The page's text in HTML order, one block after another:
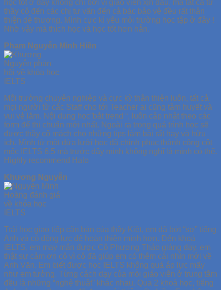
học tốt ở đây không chỉ bởi vì giáo viên xịn đâu, mà tất cả từ
thầy cô đến các chị tư vấn đến cả bác bảo vệ đều rất thân
thiện dễ thương. Mình cực kì yêu môi trường học tập ở đây !
Nhờ vậy mà thích học và học tốt hơn hẳn.
Phạm Nguyễn Minh Hiền
Môi trường chuyên nghiệp và cực kỳ thân thiện luôn, tất cả
mọi người từ các Staff cho tới Teacher ai cũng tâm huyết và
vui vẻ lắm. Nội dung học”bắt trend “, luôn cập nhật theo các
form để thi chuẩn mới nhất. Ngoài ra trong quá trình học sẽ
được thầy cô mách cho những tips làm bài rất hay và hữu
ích. Mình từ một đứa lười học đã chinh phục thành công cột
mốc IELTS 6.5 mà trước đây mình không nghĩ là mình có thể.
Highly recommend Halo
Khương Nguyễn
Trải học giao tiếp căn bản của thầy Kiệt, em đã bớt “sợ” tiếng
Anh và có động lực để hoàn thiện mình hơn. Đến khoá
IELTS, em may mắn được Cô Phương Thảo giảng dạy, em
thật sự cảm ơn cô vì cô đã giúp em có thêm cái nhìn mới về
Anh Văn. Em biết được học IELTS không quá áp lực mấy
như em tưởng. Từng cách dạy của mỗi giáo viên ở trung tâm
đều là những “nghệ thuật” khác nhau. Qua 2 khoá học, tiếng